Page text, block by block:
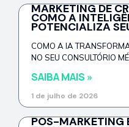
MARKETING DE
COMO A
POTENCIALIZA
COMO A IA
NO SEU CONSULTÓRIO
SAIBA MAIS »
1 de julho de 2026
PÓS-MARKETING